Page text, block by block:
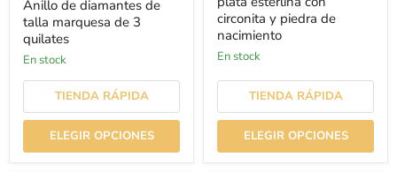
Anillo de diamantes de
talla marquesa de 3
quilates
En stock
TIENDA RÁPIDA
ELEGIR OPCIONES
circonita y piedra de
nacimiento
En stock
TIENDA RÁPIDA
ELEGIR OPCIONES